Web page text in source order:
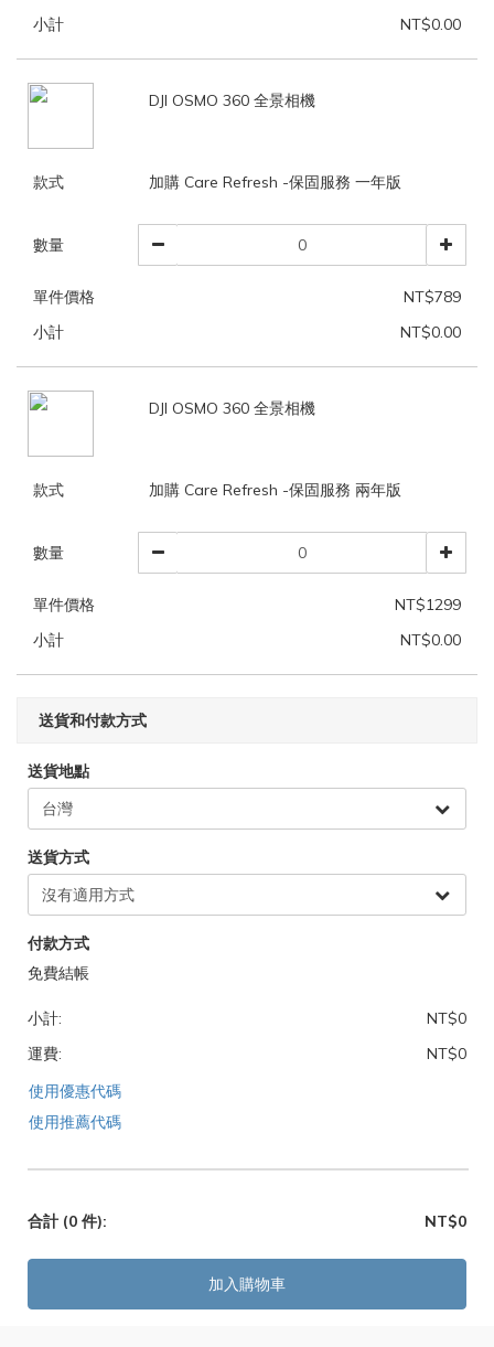
小計
NT$0.00
DJI OSMO 360 全景相機
款式 加購 Care Refresh -保固服務 一年版
數量
單件價格
NT$789
小計
NT$0.00
DJI OSMO 360 全景相機
款式 加購 Care Refresh -保固服務 兩年版
數量
單件價格
NT$1299
小計
NT$0.00
送貨和付款方式
送貨地點
送貨方式
付款方式
免費結帳
小計:
NT$0
運費:
NT$0
使用優惠代碼
使用推薦代碼
合計 (0 件): NT$0
加入購物車